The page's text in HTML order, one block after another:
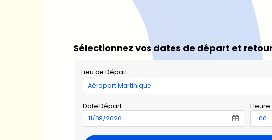
Sélectionnez vos dates de départ et retour
Lieu de Départ
Date Départ Heure